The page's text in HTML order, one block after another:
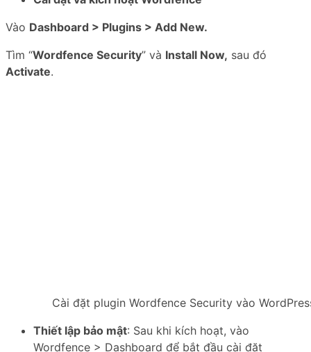
Vào Dashboard > Plugins > Add New.
Tìm “Wordfence Security” và Install Now, sau đó
Activate.
Cài đặt plugin Wordfence Security vào
Thiết lập bảo mật: Sau khi kích hoạt, vào
Wordfence > Dashboard để bắt đầu cài đặt